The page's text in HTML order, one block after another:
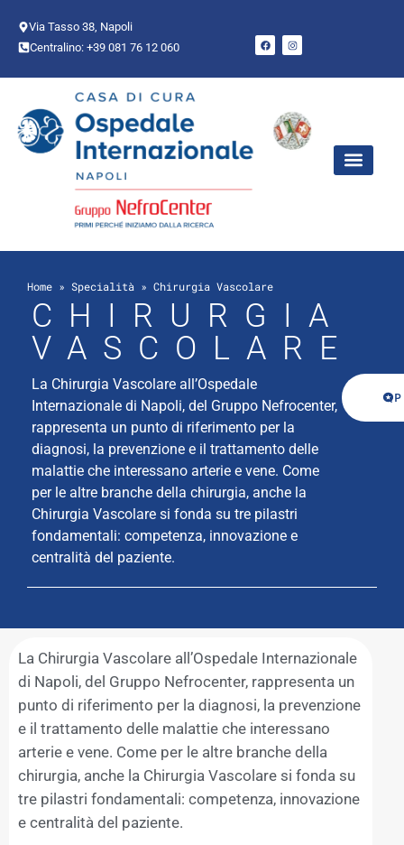
Via Tasso 38, Napoli
Centralino: +39 081 76 12 060
Home » Specialità » Chirurgia Vascolare
CHIRURGIA
VASCOLARE
La Chirurgia Vascolare all’Ospedale
Internazionale di Napoli, del Gruppo Nefrocenter,
rappresenta un punto di riferimento per la
diagnosi, la prevenzione e il trattamento delle
malattie che interessano arterie e vene. Come
per le altre branche della chirurgia, anche la
Chirurgia Vascolare si fonda su tre pilastri
fondamentali: competenza, innovazione e
centralità del paziente.
La Chirurgia Vascolare all’Ospedale Internazionale
di Napoli, del Gruppo Nefrocenter, rappresenta un
punto di riferimento per la diagnosi, la prevenzione
e il trattamento delle malattie che interessano
arterie e vene. Come per le altre branche della
chirurgia, anche la Chirurgia Vascolare si fonda su
tre pilastri fondamentali: competenza, innovazione
e centralità del paziente.